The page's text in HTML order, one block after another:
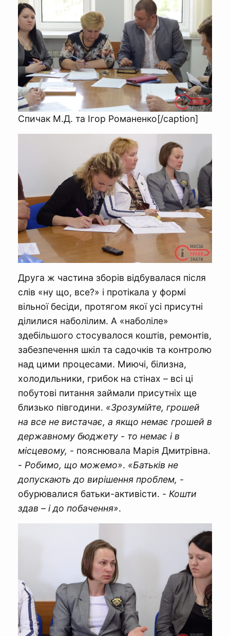
Спичак М.Д. та Ігор Романенко[/caption]
Друга ж частина зборів відбувалася після
слів «ну що, все?» і протікала у формі
вільної бесіди, протягом якої усі присутні
ділилися наболілим. А «наболіле»
здебільшого стосувалося коштів, ремонтів,
забезпечення шкіл та садочків та контролю
над цими процесами. Миючі, білизна,
холодильники, грибок на стінах – всі ці
побутові питання займали присутніх ще
близько півгодини. «Зрозумійте, грошей
на все не вистачає, а якщо немає грошей в
державному бюджету - то немає і в
місцевому, - пояснювала Марія Дмитрівна.
- Робимо, що можемо». «Батьків не
допускають до вирішення проблем, -
обурювалися батьки-активісти. - Кошти
здав – і до побачення».